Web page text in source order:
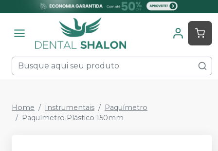
Home Instrumentais
Paquímetro
Paquímetro Plástico 150mm